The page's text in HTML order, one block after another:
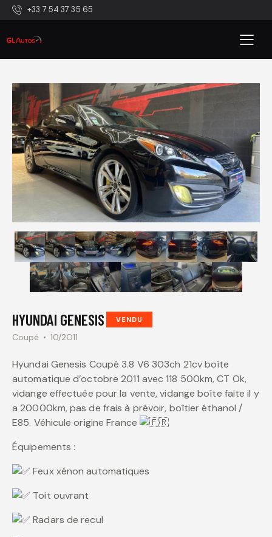
+33 7 54 37 35 65
HYUNDAI GENESIS VENDU
Coupé 10/2O11
Hyundai Genesis Coupé 3.8 V6 303ch 21cv boîte
automatique d’octobre 2011 avec 118 500km, CT Ok,
vidange effectuée pour la vente, vidange boîte faite il y
a 20000km, pas de frais à prévoir, boîtier éthanol /
E85. Véhicule origine France
Équipements :
Feux xénon automatiques
Toit ouvrant
Radars de recul